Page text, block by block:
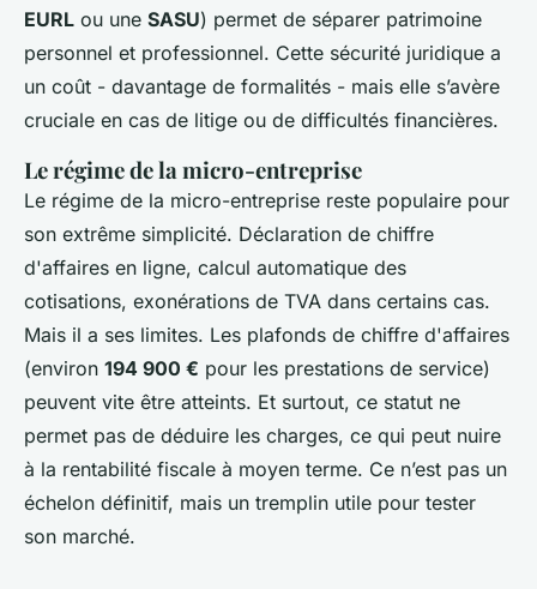
EURL ou une SASU) permet de séparer patrimoine
personnel et professionnel. Cette sécurité juridique a
un coût - davantage de formalités - mais elle s’avère
cruciale en cas de litige ou de difficultés financières.
Le régime de la micro-entreprise
Le régime de la micro-entreprise reste populaire pour
son extrême simplicité. Déclaration de chiffre
d'affaires en ligne, calcul automatique des
cotisations, exonérations de TVA dans certains cas.
Mais il a ses limites. Les plafonds de chiffre d'affaires
(environ 194 900 € pour les prestations de service)
peuvent vite être atteints. Et surtout, ce statut ne
permet pas de déduire les charges, ce qui peut nuire
à la rentabilité fiscale à moyen terme. Ce n’est pas un
échelon définitif, mais un tremplin utile pour tester
son marché.